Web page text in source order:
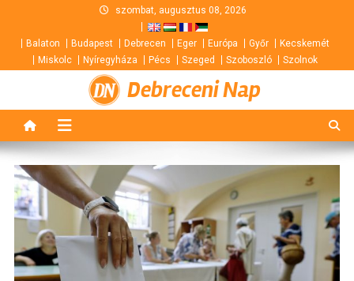
content
szombat, augusztus 08, 2026
Balaton Budapest Debrecen Eger Európa Győr
Kecskemét
Miskolc
Nyíregyháza Pécs Szeged Szoboszló Szolnok
Debreceni Nap